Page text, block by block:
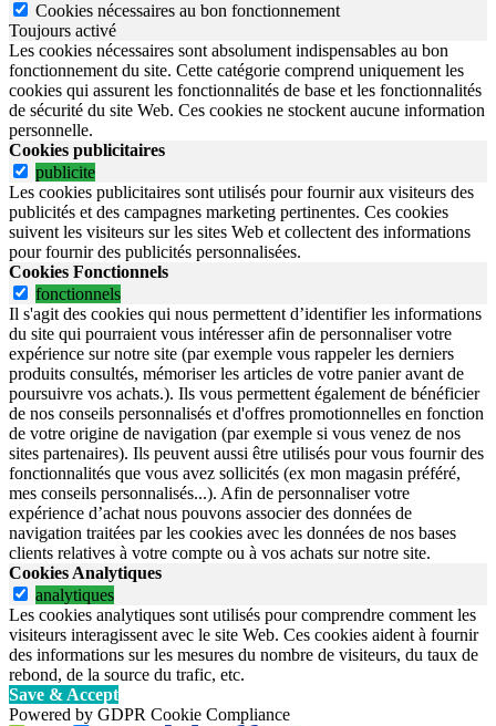
Cookies nécessaires au bon fonctionnement
Toujours activé
Les cookies nécessaires sont absolument indispensables au bon
fonctionnement du site. Cette catégorie comprend uniquement les
cookies qui assurent les fonctionnalités de base et les fonctionnalités
de sécurité du site Web. Ces cookies ne stockent aucune information
personnelle.
Cookies publicitaires
publicite
Les cookies publicitaires sont utilisés pour fournir aux visiteurs des
publicités et des campagnes marketing pertinentes. Ces cookies
suivent les visiteurs sur les sites Web et collectent des informations
pour fournir des publicités personnalisées.
Cookies Fonctionnels
fonctionnels
Il s'agit des cookies qui nous permettent d’identifier les informations
du site qui pourraient vous intéresser afin de personnaliser votre
expérience sur notre site (par exemple vous rappeler les derniers
produits consultés, mémoriser les articles de votre panier avant de
poursuivre vos achats.). Ils vous permettent également de bénéficier
de nos conseils personnalisés et d'offres promotionnelles en fonction
de votre origine de navigation (par exemple si vous venez de nos
sites partenaires). Ils peuvent aussi être utilisés pour vous fournir des
fonctionnalités que vous avez sollicités (ex mon magasin préféré,
mes conseils personnalisés...). Afin de personnaliser votre
expérience d’achat nous pouvons associer des données de
navigation traitées par les cookies avec les données de nos bases
clients relatives à votre compte ou à vos achats sur notre site.
Cookies Analytiques
analytiques
Les cookies analytiques sont utilisés pour comprendre comment les
visiteurs interagissent avec le site Web. Ces cookies aident à fournir
des informations sur les mesures du nombre de visiteurs, du taux de
rebond, de la source du trafic, etc.
Save & Accept
Powered by GDPR Cookie Compliance